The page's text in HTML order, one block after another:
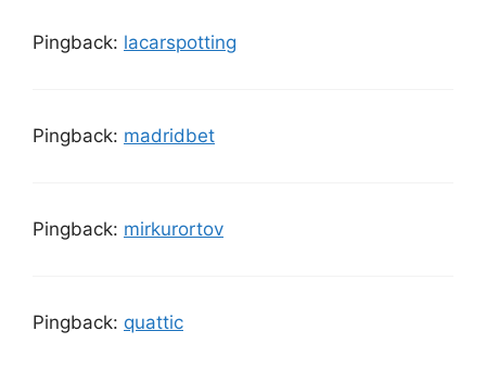
Pingback: lacarspotting
Pingback: madridbet
Pingback: mirkurortov
Pingback: quattic